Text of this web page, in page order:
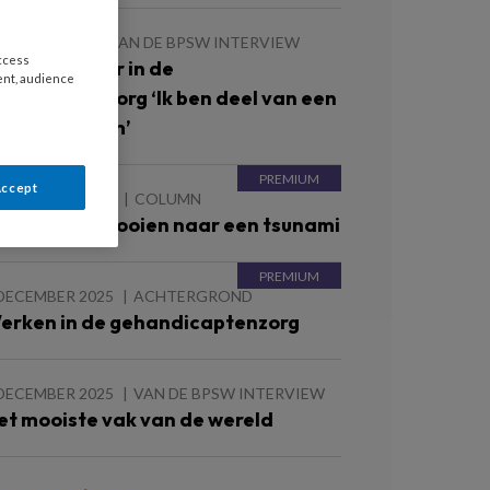
VAN DE BPSW INTERVIEW
werker in de
‘Ik ben deel van een
FEBRUARI 2026 COLUMN
gooien naar een tsunami
2025 ACHTERGROND
in de gehandicaptenzorg
2025 VAN DE BPSW INTERVIEW
mooiste vak van de wereld
audience